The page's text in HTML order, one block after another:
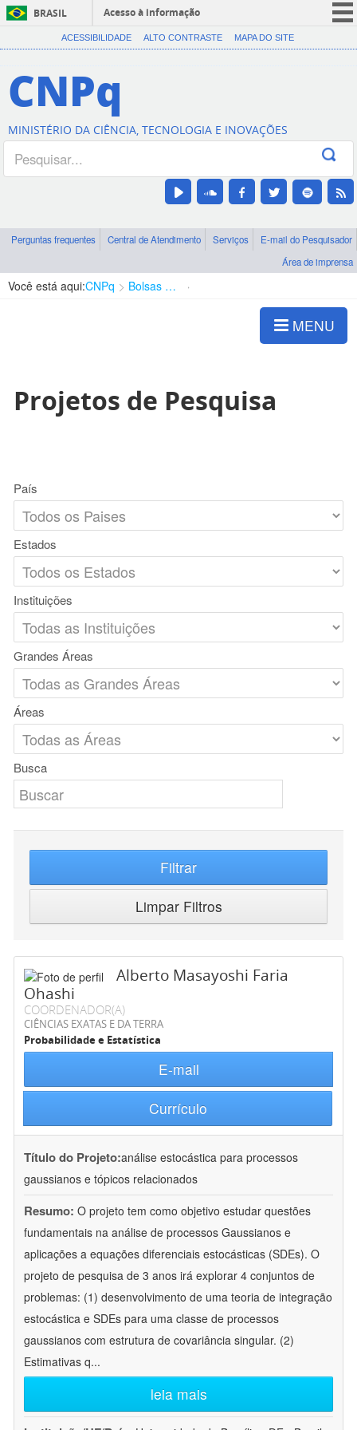
BRASIL
Acesso à informação
CORONAVÍRUS (COVID-19)
Canais
ACESSIBILIDADE ALTO CONTRASTE MAPA DO SITE
CNPq
MINISTÉRIO DA CIÊNCIA, TECNOLOGIA E INOVAÇÕES
Perguntas frequentes Central de Atendimento Serviços
E-mail do Pesquisador
Área de imprensa
Você está aqui:CNPq Bolsas e Auxílios Vigentes
MENU
Projetos de Pesquisa
País
Estados
Instituições
Grandes Áreas
Áreas
Busca
Filtrar
Limpar Filtros
Alberto Masayoshi Faria
Ohashi
COORDENADOR(A)
CIÊNCIAS EXATAS E DA TERRA
Probabilidade e Estatística
E-mail
Currículo
Título do Projeto:análise estocástica para processos
gaussianos e tópicos relacionados
Resumo: O projeto tem como objetivo estudar questões
fundamentais na análise de processos Gaussianos e
aplicações a equações diferenciais estocásticas (SDEs). O
projeto de pesquisa de 3 anos irá explorar 4 conjuntos de
problemas: (1) desenvolvimento de uma teoria de integração
estocástica e SDEs para uma classe de processos
gaussianos com estrutura de covariância singular. (2)
Estimativas q...
leia mais